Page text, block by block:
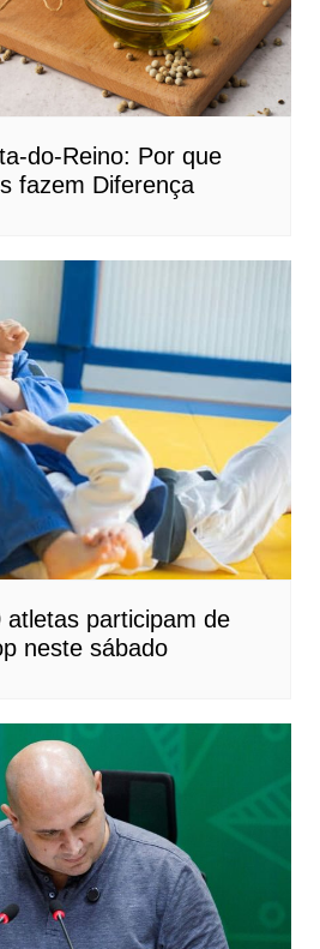
do-Reino: Por que
fazem Diferença
atletas participam de
neste sábado